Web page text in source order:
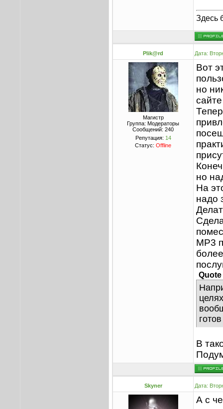
Здесь
Plik@rd Дата:
Магистр
Группа: Модераторы
Сообщений: 240
Репутация: 14
Статус: Offline
Вот
но
но
На
надо
MP3
Quote
В
Skyner Дата:
А с